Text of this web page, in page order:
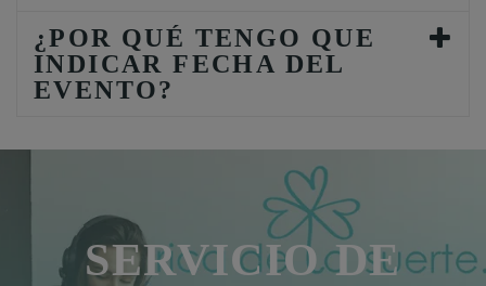
¿POR QUÉ TENGO QUE
INDICAR FECHA DEL
EVENTO?
SERVICIO DE